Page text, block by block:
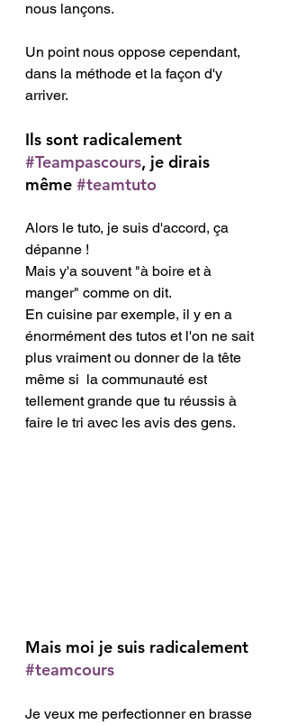
nous lançons.
Un point nous oppose cependant,
dans la méthode et la façon d'y
arriver.
Ils sont radicalement
#Teampascours, je dirais
même #teamtuto
Alors le tuto, je suis d'accord, ça
dépanne !
Mais y'a souvent "à boire et à
manger" comme on dit.
En cuisine par exemple, il y en a
énormément des tutos et l'on ne sait
plus vraiment ou donner de la tête
même si  la communauté est
tellement grande que tu réussis à
faire le tri avec les avis des gens.
Mais moi je suis radicalement
#teamcours
Je veux me perfectionner en brasse